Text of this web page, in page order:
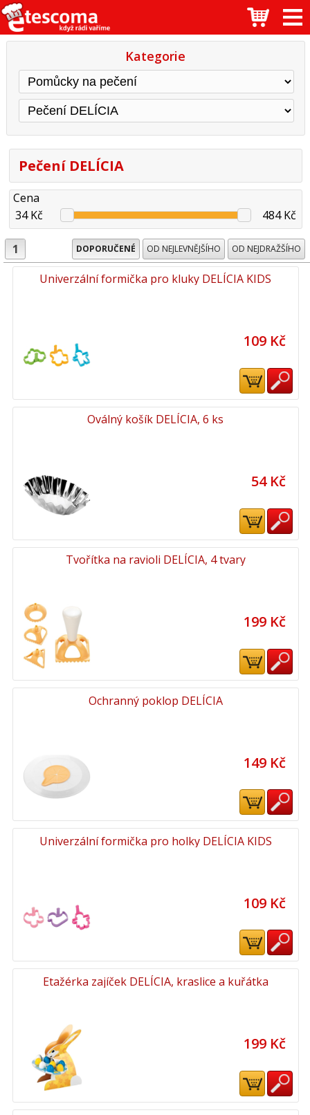
Kategorie
Pečení DELÍCIA
Cena
34 Kč
484 Kč
1 DOPORUČENÉ OD NEJLEVNĚJŠÍHO OD NEJDRAŽŠÍHO
Univerzální formička pro kluky DELÍCIA KIDS
109 Kč
Oválný košík DELÍCIA, 6 ks
54 Kč
Tvořítka na ravioli DELÍCIA, 4 tvary
199 Kč
Ochranný poklop DELÍCIA
149 Kč
Univerzální formička pro holky DELÍCIA KIDS
109 Kč
Etažérka zajíček DELÍCIA, kraslice a kuřátka
199 Kč